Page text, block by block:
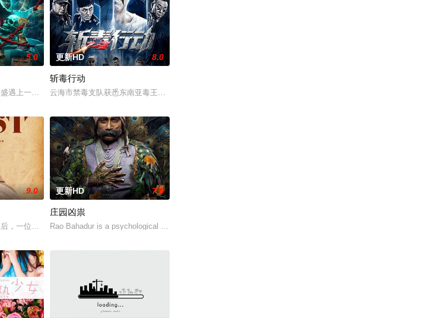
老乡韩战、二房东杨小强加
程中，牵引出“婴胎报仇”，“娘娘索命”等一连串妖异事件，
5.0
遇上一起离奇的神像杀人事件，勘案过程中，牵引出“婴胎报仇”，“娘娘索命”等一连串妖异事件，
更新HD 8.0
斩毒行动
云海市禁毒支队获悉东南亚毒王廖爷将携600余公斤毒品来云交易，火速成立“斩毒行动”专案组，借调警员安迪
而一步步踏入在追求理想
典礼后，被一种突如其来的冲动驱使。回到布宜诺斯艾利斯后
9.0
，一位小镇女子向疏远的哥哥借了钱，独自一人踏上穿越西德克萨斯州的旅程，寻求紧急医疗救助。一
更新HD 7.0
庄园凶祟
Rao Bahadur is a psychological drama set against the bac